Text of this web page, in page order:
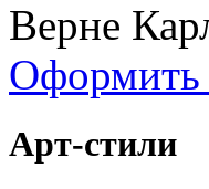
Верне
Оформить
Арт-стили